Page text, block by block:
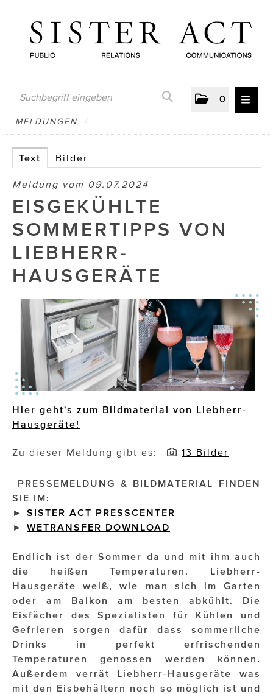
0
MELDUNGEN
AUSTRIAN PRESS DAY
ATELIER FĒ.
Brigitta Nemeth Art
CUBE
Dominic Marcus Singer
Dominique Scharax – Move Mind Breath
Dr. Albert Fuchs
Élan Flow
Foodsavers
FR!TZ EYEWEAR
GHOST BASTARD
Impressionisten
JOHANN STRAUSS – NEW DIMENSIONS
JOOLZ
JUWELIER WAGNER
Magenta Telekom
MELDUNGEN /
Text Bilder
Meldung vom 09.07.2024
EISGEKÜHLTE
SOMMERTIPPS VON
LIEBHERR-
HAUSGERÄTE
Hier geht's zum Bildmaterial von Liebherr-
Hausgeräte!
Zu dieser Meldung gibt es: 13 Bilder
PRESSEMELDUNG & BILDMATERIAL FINDEN
SIE IM:
► SISTER ACT PRESSCENTER
► WETRANSFER DOWNLOAD
Endlich ist der Sommer da und mit ihm auch
die heißen Temperaturen. Liebherr-
Hausgeräte weiß, wie man sich im Garten
oder am Balkon am besten abkühlt. Die
Eisfächer des Spezialisten für Kühlen und
Gefrieren sorgen dafür dass sommerliche
Drinks in perfekt erfrischenden
Temperaturen genossen werden können.
Außerdem verrät Liebherr-Hausgeräte was
mit den Eisbehältern noch so möglich ist und